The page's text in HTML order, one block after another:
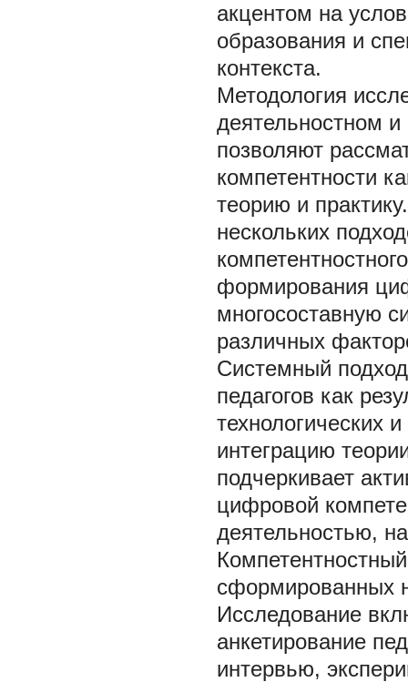
акцентом на
образования и
контекста.
Методология
деятельностном
позволяют
компетентности
теорию и
нескольких
формирования
многосоставную
различных
Системный
педагогов как
технологических
интеграцию
подчеркивает
цифровой
деятельностью,
сформированных
Исследование
анкетирование
интервью,